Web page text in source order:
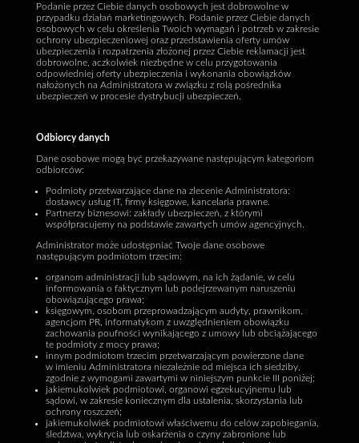
Podanie przez Ciebie danych osobowych jest dobrowolne w
przypadku działań marketingowych. Podanie przez Ciebie danych
osobowych w celu określenia Twoich wymagań i potrzeb w zakresie
ochrony ubezpieczeniowej oraz przedstawienia oferty umów
ubezpieczenia i rozpatrzenia złożonej przez Ciebie reklamacji jest
dobrowolne, aczkolwiek niezbędne w celu przygotowania
odpowiedniej oferty ubezpieczenia i wykonania obowiązków
nałożonych na Administratora w związku z rolą pośrednika
ubezpieczeń w procesie dystrybucji ubezpieczeń.
Odbiorcy danych
Dane osobowe mogą być przekazywane następującym kategoriom
odbiorców:
Podmioty przetwarzające dane na zlecenie Administratora:
dostawcy usług IT, firmy księgowe, kancelaria prawne.
Partnerzy biznesowi: zakłady ubezpieczeń, z którymi
współpracujemy na podstawie zawartych umów agencyjnych.
Administrator może udostępniać Twoje dane osobowe
następującym podmiotom trzecim:
organom administracji lub sądowym, na ich żądanie, w celu
informowania o faktycznym lub podejrzewanym naruszeniu
obowiązującego prawa;
księgowym, osobom przeprowadzającym audyty, prawnikom,
agencjom PR, informatykom z uwzględnieniem obowiązku
zachowania poufności wynikającego z umowy lub obciążającego
te podmioty z mocy prawa;
innym podmiotom trzecim przetwarzającym powierzone dane
w imieniu Administratora niezależnie od miejsca ich siedziby,
zgodnie z wymogami zawartymi w niniejszym punkcie III poniżej;
jakiemukolwiek podmiotowi, organowi egzekucyjnemu lub
sądowi, w zakresie koniecznym dla ustalenia, skorzystania lub
ochrony roszczeń;
jakiemukolwiek podmiotowi właściwemu do celów zapobiegania,
śledztwa, wykrycia lub oskarżenia o czyny zabronione lub